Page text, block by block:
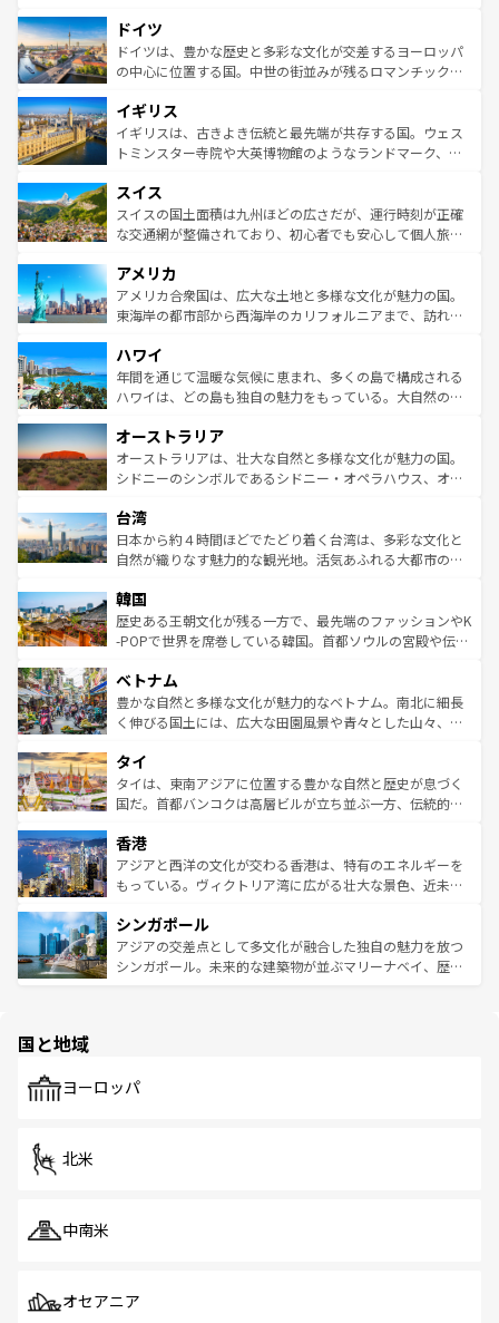
せる。地方によって風土や気候が異なるスペインはその個
性で訪れる人を魅了する。 なお、新着のスペイン情報は コ
ンテンツ一覧を参照してほしい。
で、幅広い魅力が詰まっている。華麗な宮殿、歴史的な大
聖堂、美しいビーチ、そして豊かな自然が、訪れる者を心
から魅了する。また、フランスは美食の国としても知ら
いる。シャンパンの発祥地であるランス、プロヴァンスの
香り高いラベンダー畑など、多彩な楽しみ方が可能だ。さ
らに、パリ以外の地域にも魅力が溢れており、どの街角に
れる地方に足を運ぶとそれぞれで全く異なる文化を体験で
きるだろう。 なお、新着のフランス情報はコンテンツ一覧
を参照してほしい。
ドイツ
ドイツは、豊かな歴史と多彩な文化が交差するヨーロッパ
の中心に位置する国。中世の街並みが残るロマンチック街
顔を持つこの国は、どこを歩いても飽きることがない。ベ
ルリンの文化的活気、バイエルン州のアルプスの絶景、そ
してライン川沿いのワイン畑といった風景は必見。ビール
は、お酒好きな人にはぜひ体験してほしい。 なお、新着の
ドイツ情報はコンテンツ一覧を参照してほしい。
イギリス
イギリスは、古きよき伝統と最先端が共存する国。ウェス
トミンスター寺院や大英博物館のようなランドマーク、歴
リアごとに異なる魅力がある。また、優雅なアフタヌーン
ティー、ビール好きにはたまらない英国パブ、サッカー観
戦など、本場だからこそできる体験も豊富。イギリスを旅
ンツ一覧を参照してほしい。
スイス
スイスの国土面積は九州ほどの広さだが、運行時刻が正確
な交通網が整備されており、初心者でも安心して個人旅行
の建物がそのまま残る町や、スイスならではのユニークな
博物館もあり、アルプス観光だけでなく町歩きも満喫する
ことができる。国民の所得が高いため物価も高いが、旅行
ば市内交通費無料で観光を楽しむこともできる。 なお、新
着のスイス情報はコンテンツ一覧 を参照してほしい。
アメリカ
アメリカ合衆国は、広大な土地と多様な文化が魅力の国。
東海岸の都市部から西海岸のカリフォルニアまで、訪れる
のような巨大都市は、観光、ショッピング、エンターテイ
ンメントが詰まった刺激的なスポットだ。一方、アメリカ
西部には大自然が広がり、グランドキャニオンやイエロー
部のニューオーリンズでは、音楽と美食が融合した独特の
文化が魅力。旅行者はアメリカの各地域で異なる魅力を楽
しみながら、その多様性と豊かな歴史を感じることができ
ならではの贅沢な旅のスタイルだ。 なお、新着のアメリカ
情報はコンテンツ一覧を参照してほしい。
ハワイ
年間を通じて温暖な気候に恵まれ、多くの島で構成される
ハワイは、どの島も独自の魅力をもっている。大自然の神
ワイ島は見逃せない。また、定番の観光地といえばオアフ
島だが、静かな自然を求めるならマウイ島やカウアイ島が
おすすめ。エメラルドグリーンに輝く海をはじめ、豊かな
れるおもてなしの心で訪れる人々を迎えてくれるハワイの
人々、おいしいローカルフードやハワイアンミュージッ
ク、伝統的なフラダンスなど、すべてがハワイの魅力を彩
ワイを、存分に味わってほしい。 なお、新着のハワイ情報
はコンテンツ一覧を参照してほしい。
オーストラリア
オーストラリアは、壮大な自然と多様な文化が魅力の国。
シドニーのシンボルであるシドニー・オペラハウス、オー
リアリーフや大陸中央部にそびえるウルル（エアーズロッ
ク）、タスマニアの美しい原生林やケアンズの熱帯雨林な
ど、見どころがたくさん。また、カフェやワイン、オージ
いる。アクティビティも充実しており、サーフィンやダイ
ビング、ハイキングなど、アウトドア好きにはたまらな
い。オーストラリアの多彩な魅力を存分に味わいつくそ
参照してほしい。
台湾
日本から約４時間ほどでたどり着く台湾は、多彩な文化と
自然が織りなす魅力的な観光地。活気あふれる大都市の台
ン）、静ひつな山岳地帯である台湾東部など、都市の喧騒
と山間の静けさが共存しており、訪れる人に新しい発見と
驚きをもたらしてくれる。また、奥深い台湾の食文化も魅
容にもいいと評判のスイーツなど、バラエティ豊かな料理
が味わえる。 なお、新着の台湾情報は コンテンツ一覧を参
照してほしい。
韓国
歴史ある王朝文化が残る一方で、最先端のファッションやK
-POPで世界を席巻している韓国。首都ソウルの宮殿や伝統
き、地方に足を延ばせば四季折々の自然美を楽しむことが
できる。そして、キムチや焼肉、絶品のストリートフード
まで、さまざまな韓国料理が待っている。夜には、韓国な
リティに包まれながら、韓国の多彩な魅力を心ゆくまで味
わってみてほしい。 なお、新着の韓国情報はコンテンツ一
覧を参照してほしい。
ベトナム
豊かな自然と多様な文化が魅力的なベトナム。南北に細長
く伸びる国土には、広大な田園風景や青々とした山々、世
急速な発展と共に伝統が息づく。ハノイの古い町並みやホ
ーチミン市のフランス統治時代の建物も、独特の雰囲気を
醸し出している。また、バラエティの豊かさとおいしさで
とつ。フォーやバインミー、ベトナムコーヒーなどは、ぜ
ひ現地で味わいたい。どの地域を訪れてもあたたかい人々
が旅行者を迎えてくれるので、きっと忘れられない旅にな
参照してほしい。
タイ
タイは、東南アジアに位置する豊かな自然と歴史が息づく
国だ。首都バンコクは高層ビルが立ち並ぶ一方、伝統的な
の活気が交差している。北部ではチェンマイなどの山岳地
帯で自然と触れ合い、南部ではプーケットやクラビの美し
いビーチでリゾート気分を楽しむことができる。タイ料理
激する。気候は一年中温暖で、どの季節にも異なる楽しみ
が待っている。親しみやすいタイの人々、仏教を中心とし
た文化、そして多様な観光資源が、訪れる旅人を魅了し続
香港
アジアと西洋の文化が交わる香港は、特有のエネルギーを
もっている。ヴィクトリア湾に広がる壮大な景色、近未来
み、どこを訪れても感動するはず。観光スポットが密集し
ており、効率よく見どころを回れるのも魅力。息をのむよ
うな絶景から文化的な体験まで、香港を存分に楽しみ尽く
シンガポール
アジアの交差点として多文化が融合した独自の魅力を放つ
シンガポール。未来的な建築物が並ぶマリーナベイ、歴史
で、ホーカーズは地元の風情を楽しめる外せないスポット
国と地域
ヨーロッパ
北米
中南米
オセアニア